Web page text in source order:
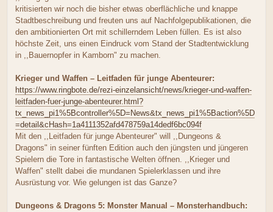
kritisierten wir noch die bisher etwas oberflächliche und knappe
Stadtbeschreibung und freuten uns auf Nachfolgepublikationen, die
den ambitionierten Ort mit schillerndem Leben füllen. Es ist also
höchste Zeit, uns einen Eindruck vom Stand der Stadtentwicklung
in ,,Bauernopfer in Kamborn" zu machen.
Krieger und Waffen – Leitfaden für junge Abenteurer:
https://www.ringbote.de/rezi-einzelansicht/news/krieger-und-waffen-
leitfaden-fuer-junge-abenteurer.html?
tx_news_pi1%5Bcontroller%5D=News&tx_news_pi1%5Baction%5D
=detail&cHash=1a4111352afd478759a14dedf6bc094f
Mit den ,,Leitfaden für junge Abenteurer" will ,,Dungeons &
Dragons" in seiner fünften Edition auch den jüngsten und jüngeren
Spielern die Tore in fantastische Welten öffnen. ,,Krieger und
Waffen" stellt dabei die mundanen Spielerklassen und ihre
Ausrüstung vor. Wie gelungen ist das Ganze?
Dungeons & Dragons 5: Monster Manual – Monsterhandbuch: